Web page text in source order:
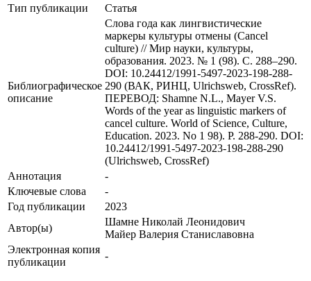
Тип публикации
Статья
Библиографическое
описание
Слова года как лингвистические
маркеры культуры отмены (Cancel
culture) // Мир науки, культуры,
образования. 2023. № 1 (98). С. 288–290.
DOI: 10.24412/1991-5497-2023-198-288-
290 (ВАК, РИНЦ, Ulrichsweb, CrossRef).
ПЕРЕВОД: Shamne N.L., Mayer V.S.
Words of the year as linguistic markers of
cancel culture. World of Science, Culture,
Education. 2023. No 1 98). P. 288-290. DOI:
10.24412/1991-5497-2023-198-288-290
(Ulrichsweb, CrossRef)
Аннотация
-
Ключевые cлова
-
Год публикации
2023
Автор(ы)
Шамне Николай Леонидович
Майер Валерия Станиславовна
Электронная копия
публикации
-